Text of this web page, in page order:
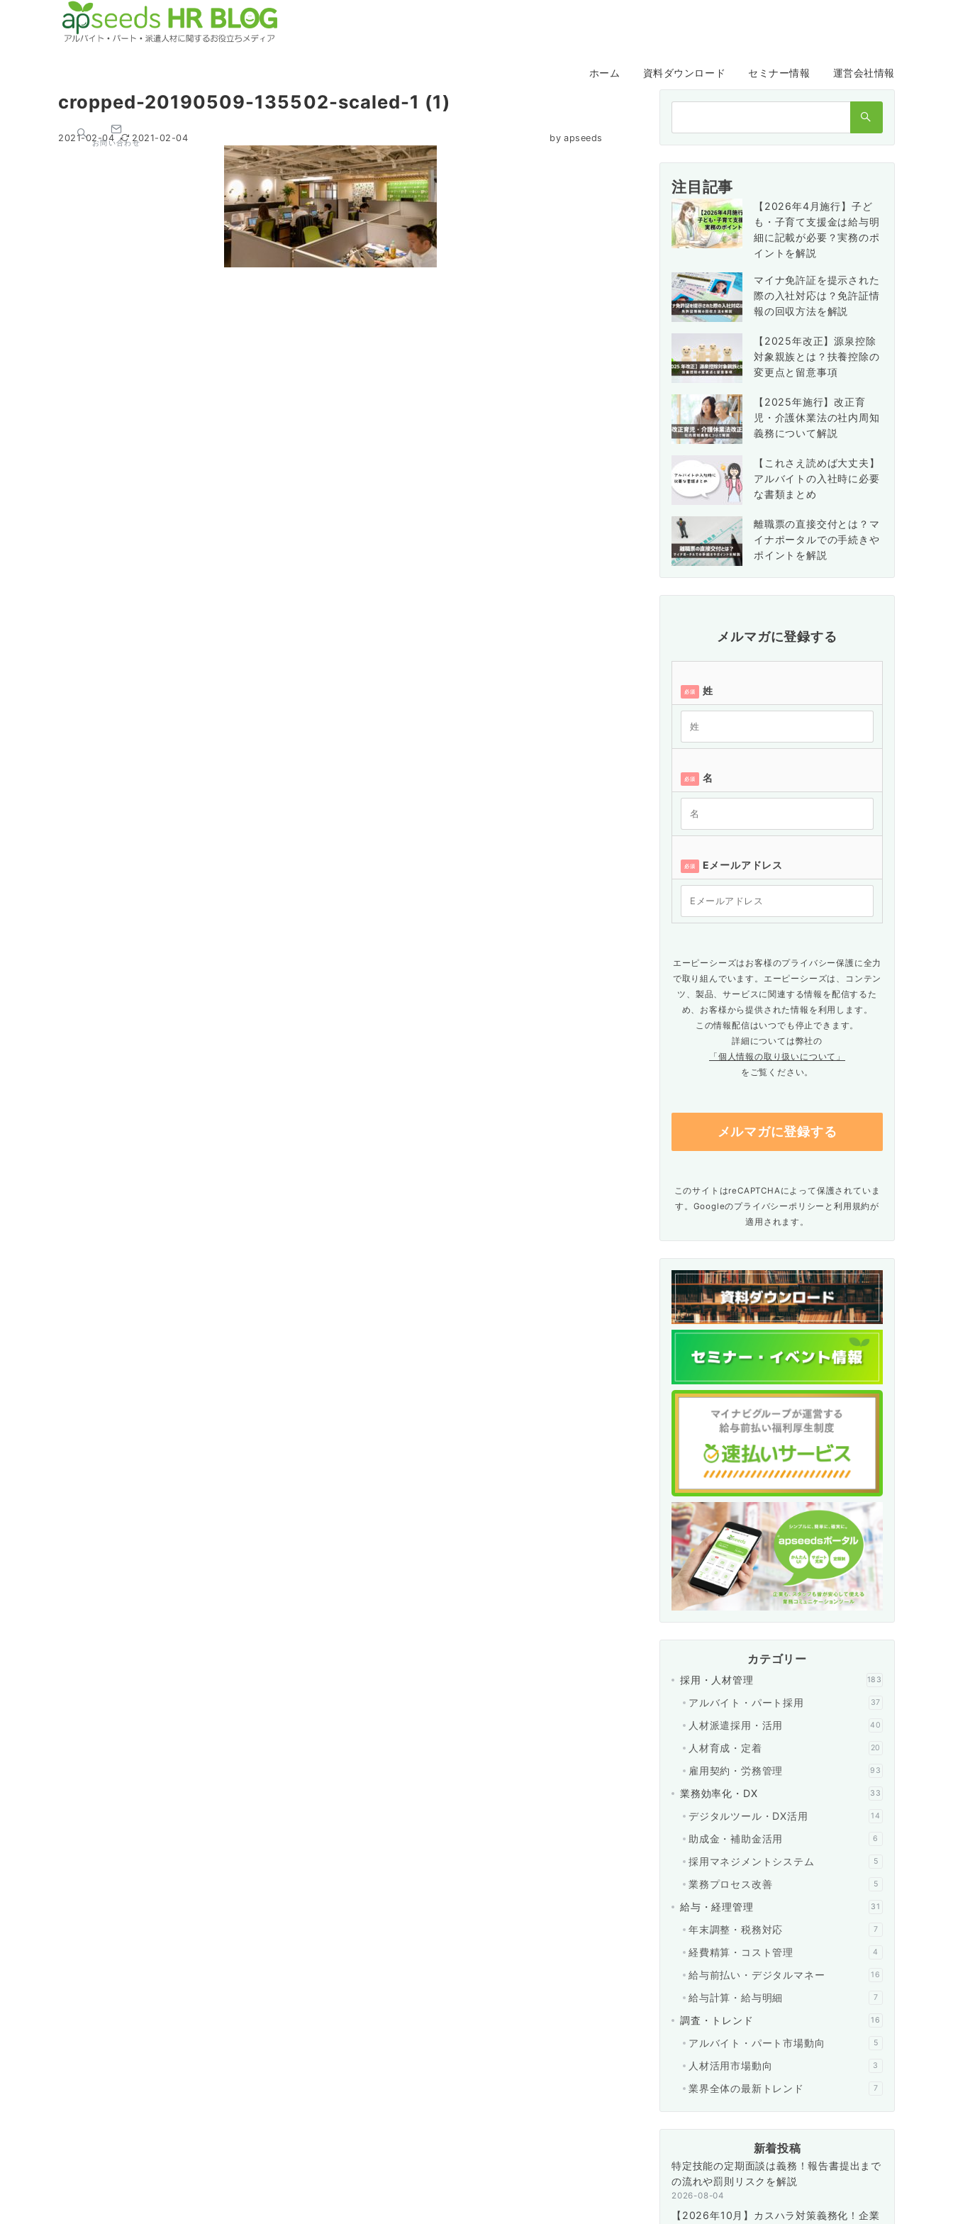
ホーム 資料ダウンロード セミナー情報 運営会社情報
お問い合わせ
cropped-20190509-135502-scaled-1 (1)
2021-02-04 2021-02-04 by apseeds
注目記事
【2026年4月施行】子ど
も・子育て支援金は給与明
細に記載が必要？実務のポ
イントを解説
マイナ免許証を提示された
際の入社対応は？免許証情
報の回収方法を解説
【2025年改正】源泉控除
対象親族とは？扶養控除の
変更点と留意事項
【2025年施行】改正育
児・介護休業法の社内周知
義務について解説
【これさえ読めば大丈夫】
アルバイトの入社時に必要
な書類まとめ
離職票の直接交付とは？マ
イナポータルでの手続きや
ポイントを解説
メルマガに登録する
必須 姓
必須 名
必須 Eメールアドレス
エーピーシーズはお客様のプライバシー保護に全力
で取り組んでいます。エーピーシーズは、コンテン
ツ、製品、サービスに関連する情報を配信するた
め、お客様から提供された情報を利用します。
この情報配信はいつでも停止できます。
詳細については弊社の
「個人情報の取り扱いについて」
をご覧ください。
このサイトはreCAPTCHAによって保護されていま
す。Googleのプライバシーポリシー と 利用規約が
適用されます。
カテゴリー
採用・人材管理 183
アルバイト・パート採用 37
人材派遣採用・活用 40
人材育成・定着 20
雇用契約・労務管理 93
業務効率化・DX 33
デジタルツール・DX活用 14
助成金・補助金活用 6
採用マネジメントシステム 5
業務プロセス改善 5
給与・経理管理 31
年末調整・税務対応 7
経費精算・コスト管理 4
給与前払い・デジタルマネー 16
給与計算・給与明細 7
調査・トレンド 16
アルバイト・パート市場動向 5
人材活用市場動向 3
業界全体の最新トレンド 7
新着投稿
特定技能の定期面談は義務！報告書提出まで
の流れや罰則リスクを解説
2026-08-04
【2026年10月】カスハラ対策義務化！企業